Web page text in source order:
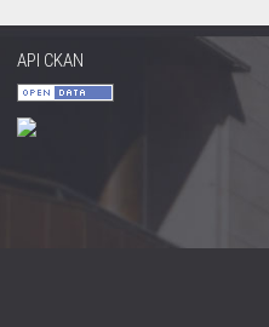
API CKAN